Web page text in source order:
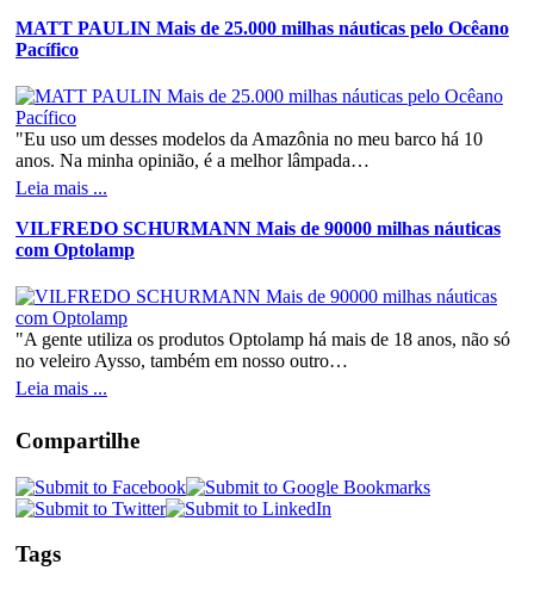
MATT PAULIN Mais de 25.000 milhas náuticas pelo Ocêano
Pacífico
"Eu uso um desses modelos da Amazônia no meu barco há 10
anos. Na minha opinião, é a melhor lâmpada…
Leia mais ...
VILFREDO SCHURMANN Mais de 90000 milhas náuticas
com Optolamp
"A gente utiliza os produtos Optolamp há mais de 18 anos, não só
no veleiro Aysso, também em nosso outro…
Leia mais ...
Compartilhe
Tags